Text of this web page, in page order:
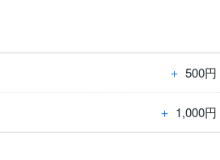
＋ 500円
＋ 1,000円